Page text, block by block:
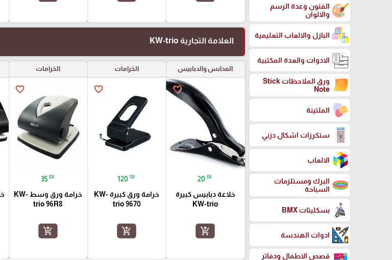
الفنون وعدة الرسم
والالوان
البازل والالعاب التعليمية
الادوات والعدة المكتبية
ورق الملاحظات Stick
Note
الملتينة
ستكرزات اشكال دزني
الالعاب
البرك ومستلزمات
السباحة
بسكليتات BMX
ادوات الهندسة
قصص الاطفال ودفاتر
العلامة التجارية KW-trio
المدابس والدبابيس
favorite_border
20 ₪
خلاعة دبابيس كبيرة
KW-trio
add_shopping_cart
الخرامات
favorite_border
120 ₪
خرامة ورق كبيرة KW-
trio 9670
add_shopping_cart
الخرامات
favorite_border
35 ₪
خرامة ورق وسط KW-
trio 96R8
add_shopping_cart